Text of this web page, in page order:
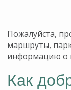
Пожалуйста,
маршруты,
информацию о
Как